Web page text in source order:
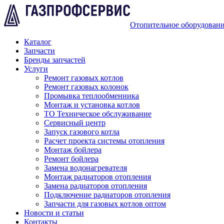
Отопительное
Каталог
Запчасти
Бренды запчастей
Услуги
Ремонт газовых котлов
Ремонт газовых колонок
Промывка теплообменника
Монтаж и установка котлов
ТО Техническое обслуживание
Сервисный центр
Запуск газового котла
Расчет проекта системы отопления
Монтаж бойлера
Ремонт бойлера
Замена водонагревателя
Монтаж радиаторов отопления
Замена радиаторов отопления
Подключение радиаторов отопления
Запчасти для газовых котлов оптом
Новости и статьи
Контакты